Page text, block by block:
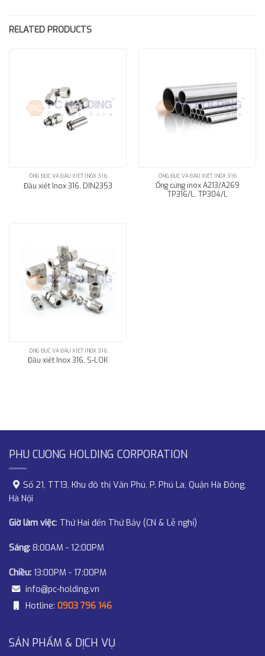
RELATED PRODUCTS
ỐNG ĐÚC VÀ ĐẦU XIẾT INOX 316
Đầu xiết Inox 316, DIN2353
ỐNG ĐÚC VÀ ĐẦU XIẾT INOX 316
Ống cứng inox A213/A269
TP316/L, TP304/L
ỐNG ĐÚC VÀ ĐẦU XIẾT INOX 316
Đầu xiết Inox 316, S-LOK
PHU CUONG HOLDING CORPORATION
Số 21, TT13, Khu đô thị Văn Phú, P. Phú La, Quận Hà Đông,
Hà Nội
Giờ làm việc: Thứ Hai đến Thứ Bảy (CN & Lễ nghỉ)
Sáng: 8:00AM - 12:00PM
Chiều: 13:00PM - 17:00PM
info@pc-holding.vn
Hotline: 0903 796 146
SẢN PHẨM & DỊCH VỤ